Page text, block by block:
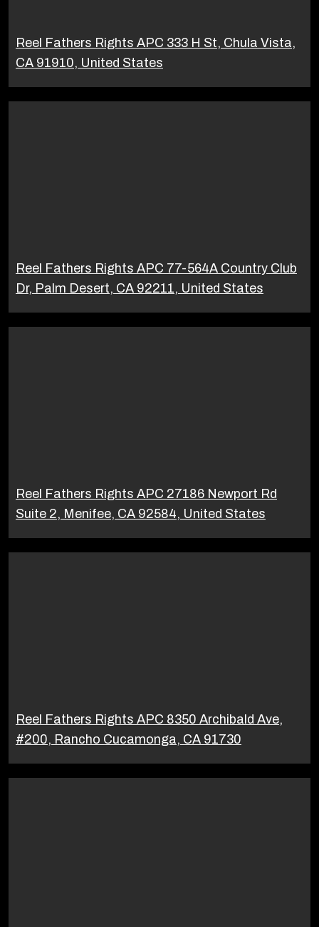
Reel Fathers Rights APC 333 H St, Chula Vista,
CA 91910, United States
Reel Fathers Rights APC 77-564A Country Club
Dr, Palm Desert, CA 92211, United States
Reel Fathers Rights APC 27186 Newport Rd
Suite 2, Menifee, CA 92584, United States
Reel Fathers Rights APC 8350 Archibald Ave,
#200, Rancho Cucamonga, CA 91730